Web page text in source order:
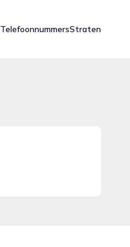
TelefoonnummersStraten